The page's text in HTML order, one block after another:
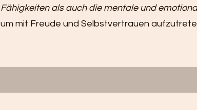
Fähigkeiten als auch die mentale und
um mit Freude und Selbstvertrauen